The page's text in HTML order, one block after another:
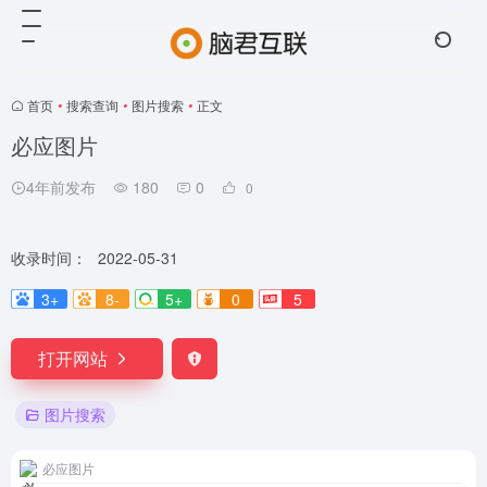
首页 • 搜索查询 • 图片搜索 • 正文
必应图片
4年前发布 180 0 0
收录时间：
2022-05-31
3+
8- 5+ 0 5
打开网站
图片搜索
必应图片